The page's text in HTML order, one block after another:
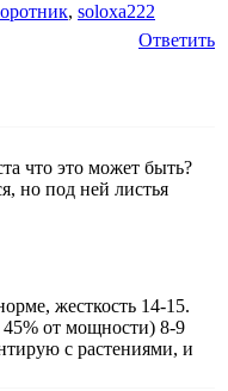
, soloxa222
Ответить
что это может быть?
но под ней листья
жесткость 14-15.
от мощности) 8-9
с растениями, и